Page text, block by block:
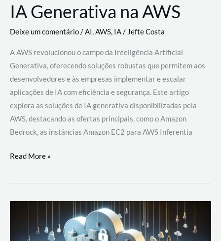
IA Generativa na AWS
Deixe um comentário/AI,AWS, IA/Jefte Costa
A AWS revolucionou o campo da Inteligência Artificial
Generativa, oferecendo soluções robustas que permitem aos
desenvolvedores e às empresas implementar e escalar
aplicações de IA com eficiência e segurança. Este artigo
explora as soluções de IA generativa disponibilizadas pela
AWS, destacando as ofertas principais, como o Amazon
Bedrock, as instâncias Amazon EC2 para AWS Inferentia
Utilizando
Soluções
Read More »